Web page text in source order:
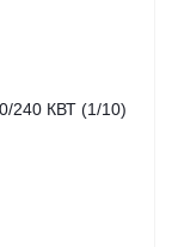
240 КВТ (1/10)